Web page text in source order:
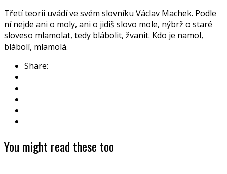
Třetí teorii uvádí ve svém slovníku Václav Machek. Podle
ní nejde ani o moly, ani o jidiš slovo mole, nýbrž o staré
sloveso mlamolat, tedy blábolit, žvanit. Kdo je namol,
blábolí, mlamolá.
Share:
You might read these too